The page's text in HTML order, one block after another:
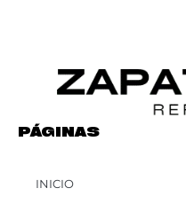
PÁGINAS
INICIO